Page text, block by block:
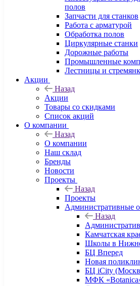
полов
Запчасти для станков
Работа с арматурой
Обработка полов
Циркулярные станки
Дорожные работы
Промышленные
Лестницы и
Акции
Назад
Акции
Товары со скидками
Список акций
О компании
Назад
О компании
Наш склад
Бренды
Новости
Проекты
Назад
Проекты
Административные
Назад
Камчатская
Школы в
БЦ Вперед
Новая
БЦ iCity
МФК